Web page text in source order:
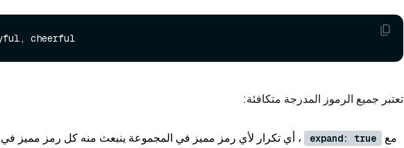
تعتبر جميع الرموز المدرجة متكافئة:
مع expand: true
، أي تكرار لأي رمز مميز في المجموعة ينبعث منه كل رمز مميز